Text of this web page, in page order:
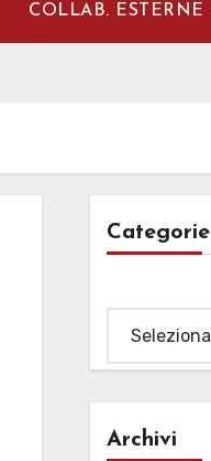
COLLAB. ESTERNE
Categorie
Archivi